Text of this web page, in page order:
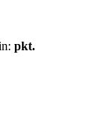
pkt.